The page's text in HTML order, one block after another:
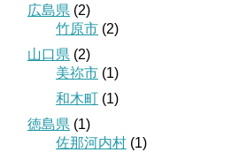
広島県 (2)
竹原市 (2)
山口県 (2)
美祢市 (1)
和木町 (1)
徳島県 (1)
佐那河内村 (1)